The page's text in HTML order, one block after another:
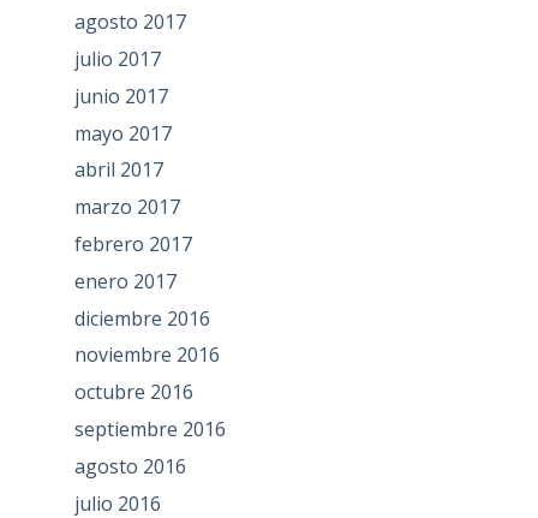
agosto 2017
julio 2017
junio 2017
mayo 2017
abril 2017
marzo 2017
febrero 2017
enero 2017
diciembre 2016
noviembre 2016
octubre 2016
septiembre 2016
agosto 2016
julio 2016